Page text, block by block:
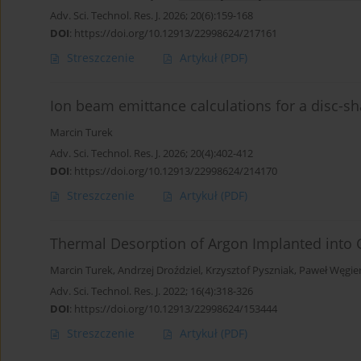
Adv. Sci. Technol. Res. J. 2026; 20(6):159-168
DOI: https://doi.org/10.12913/22998624/217161
Streszczenie Artykuł (PDF)
Ion beam emittance calculations for a disc-
Marcin Turek
Adv. Sci. Technol. Res. J. 2026; 20(4):402-412
DOI: https://doi.org/10.12913/22998624/214170
Streszczenie Artykuł (PDF)
Thermal Desorption of Argon Implanted into
Marcin Turek, Andrzej Droździel, Krzysztof Pyszniak, Paweł
Adv. Sci. Technol. Res. J. 2022; 16(4):318-326
DOI: https://doi.org/10.12913/22998624/153444
Streszczenie Artykuł (PDF)